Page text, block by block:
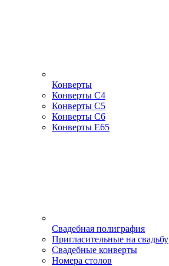
Конверты
Конверты С4
Конверты С5
Конверты С6
Конверты Е65
Свадебная полиграфия
Пригласительные на свадьбу
Свадебные конверты
Номера столов